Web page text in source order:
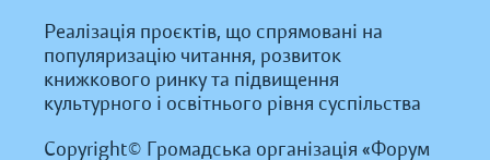
Реалізація проєктів, що спрямовані на
популяризацію читання, розвиток
книжкового ринку та підвищення
культурного і освітнього рівня суспільства
Copyright© Громадська організація «Форум